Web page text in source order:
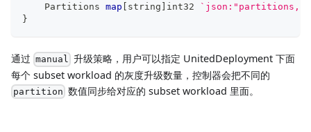
    Partitions
map string int32
}
通过 manual 升级策略，用户可以指定 UnitedDeployment 下面
每个 subset workload 的灰度升级数量，控制器会把不同的
partition 数值同步给对应的 subset workload 里面。